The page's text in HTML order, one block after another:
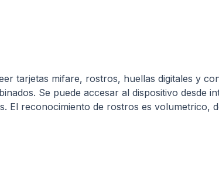
tarjetas mifare, rostros, huellas digitales y
Se puede accesar al dispositivo desde
El reconocimiento de rostros es volumetrico,